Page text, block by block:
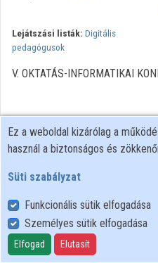
Lejátszási listák: Digitális
pedagógusok
V. OKTATÁS-INFORMATIKAI
Felhasználói szabályzat
Adatkezelési tájékoztató
Süti szabályzat
Ez a weboldal kizárólag a
használ a biztonságos és
Süti szabályzat
Funkcionális sütik elfogadása
Személyes sütik elfogadása
Elfogad Elutasít